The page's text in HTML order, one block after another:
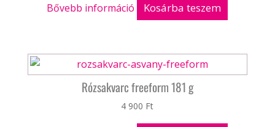
Bővebb információ Kosárba teszem
Rózsakvarc freeform 181 g
4 900 Ft